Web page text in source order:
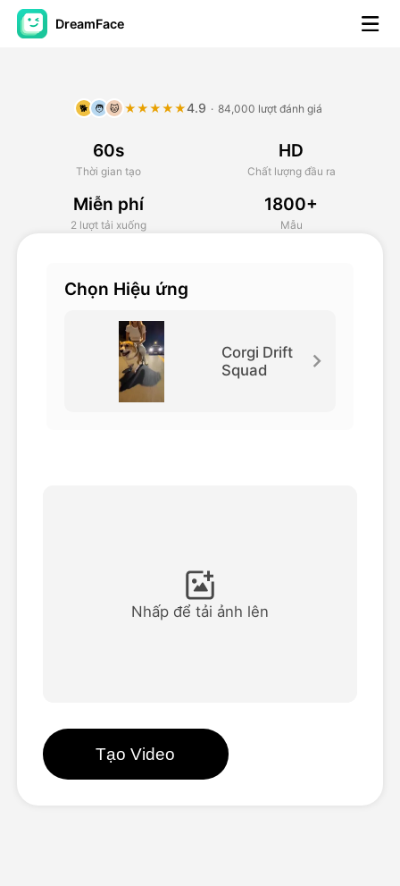
DreamFace
Video hình đại diện
AI Video
Hình ảnh AI
Xem tất cả mẫu
Blog
🐕 🧑 🐱 ★★★★★4.9 · 84,000 lượt đánh giá
60s
Thời gian tạo
HD
Chất lượng đầu ra
Miễn phí
2 lượt tải xuống
1800+
Mẫu
Chọn Hiệu ứng
Corgi Drift
Squad
Nhấp để tải ảnh lên
Tạo Video